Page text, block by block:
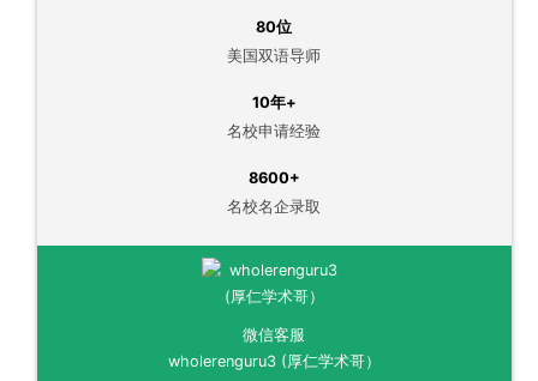
80位
美国双语导师
10年+
名校申请经验
8600+
名校名企录取
微信客服
wholerenguru3 (厚仁学术哥）